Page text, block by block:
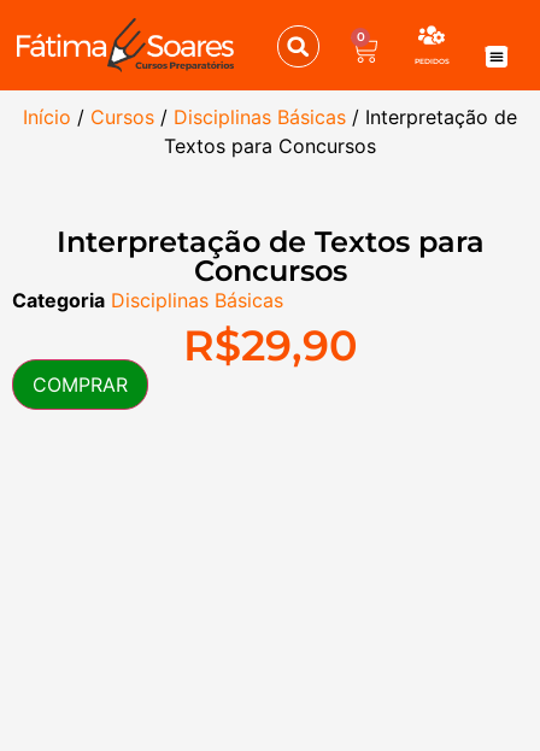
0
PEDIDOS
MENU
Início / Cursos / Disciplinas Básicas / Interpretação de
Textos para Concursos
Interpretação de Textos para
Concursos
Categoria Disciplinas Básicas
R$29,90
COMPRAR